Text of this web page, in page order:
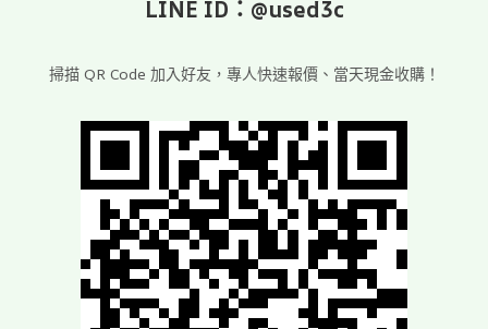
LINE ID：@used3c
掃描 QR Code 加入好友，專人快速報價、當天現金收購！